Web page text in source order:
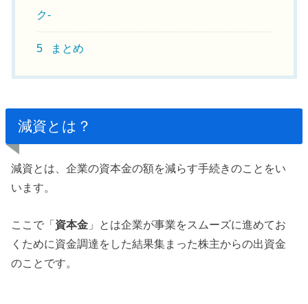
ク-
5 まとめ
減資とは？
減資とは、企業の資本金の額を減らす手続きのことをい
います。
ここで「資本金 」とは企業が事業をスムーズに進めてお
くために資金調達をした結果集まった株主からの出資金
のことです。